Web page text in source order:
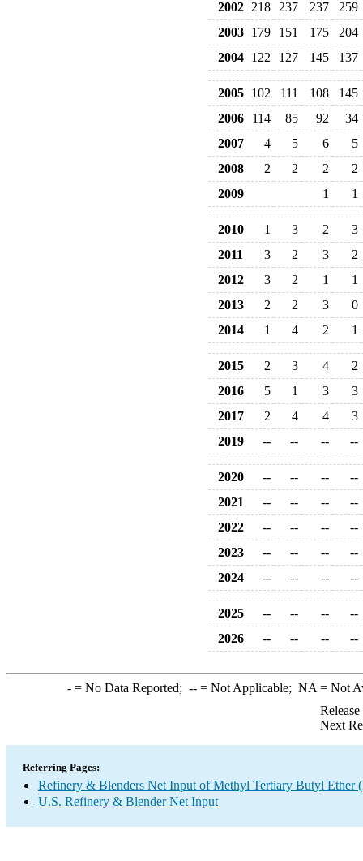
2002 218 237 237
259
2003 179 151 175
204
2004 122 127 145 137
2005 102 111 108
145
2006
114 85 92
34
2007
4 5 6
5
2008
2 2 2
2
2009
1 1
2010 1 3 2
3
2011
3 2 3
2
2012
3 2 1
1
2013
2 2 3
0
2014
1 4 2 1
2015 2 3 4
2
2016
5 1 3
3
2017
2 4 4
3
2019
-- -- -- --
2020 -- -- --
--
2021
-- -- --
--
2022
-- -- --
--
2023
-- -- --
--
2024
-- -- -- --
2025 -- -- --
--
2026
-- -- -- --
-= No Data Reported; --= Not Applicable; NA = Not
Next
Referring Pages:
Refinery & Blenders Net Input of Methyl Tertiary Butyl Ether
U.S. Refinery & Blender Net Input